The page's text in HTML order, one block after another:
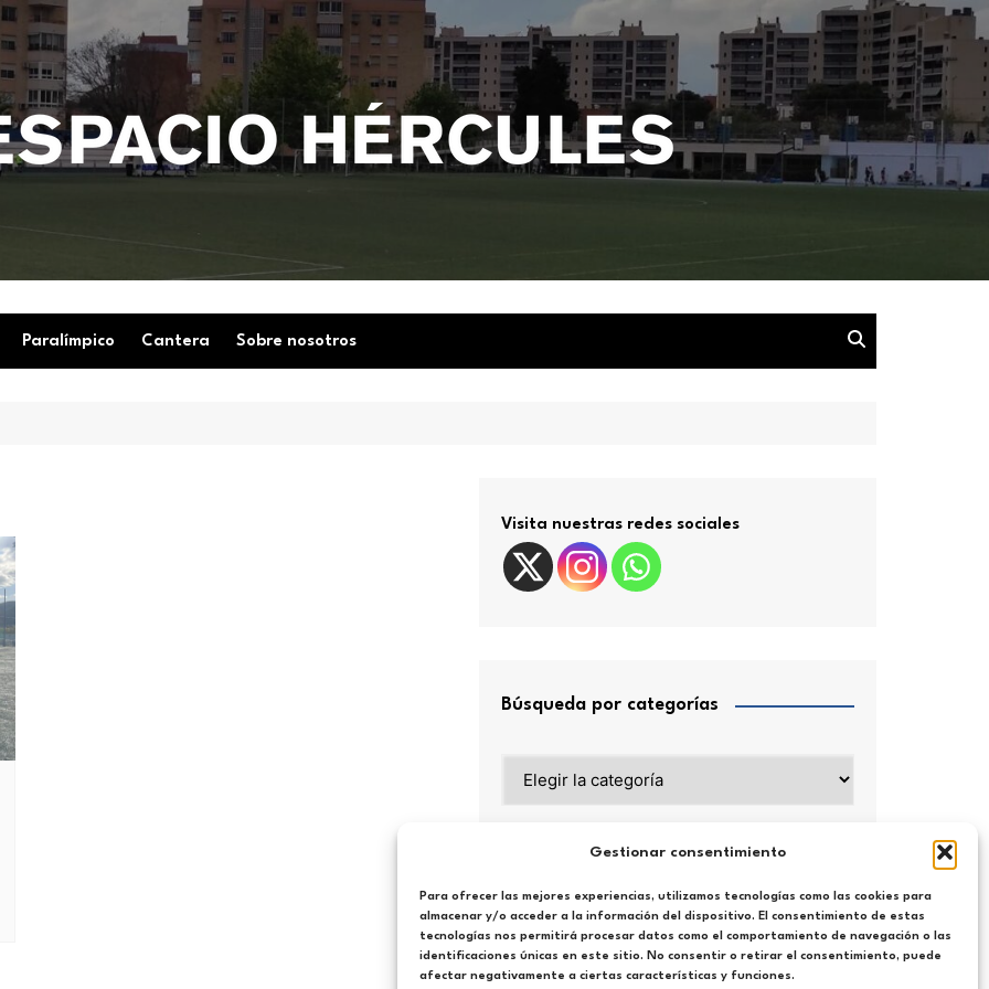
Gestionar consentimiento
Para ofrecer las mejores experiencias, utilizamos tecnologías como las cookies para
almacenar y/o acceder a la información del dispositivo. El consentimiento de estas
tecnologías nos permitirá procesar datos como el comportamiento de navegación o las
identificaciones únicas en este sitio. No consentir o retirar el consentimiento, puede
afectar negativamente a ciertas características y funciones.
Paralímpico Cantera Sobre nosotros
Visita nuestras redes sociales
Búsqueda por categorías